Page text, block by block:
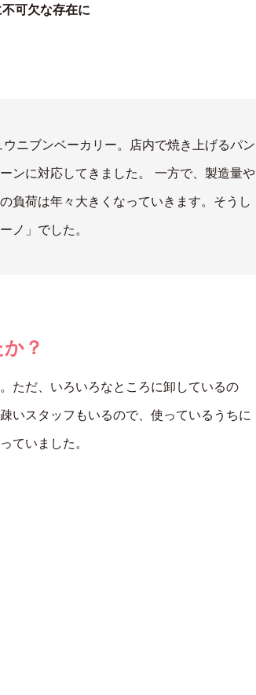
可欠な存在に
ニブンベーカリー。店内で焼き上げるパン
ンに対応してきました。 一方で、製造量や
負荷は年々大きくなっていきます。そうし
ノ」でした。
？
ただ、いろいろなところに卸しているの
いスタッフもいるので、使っているうちに
ていました。